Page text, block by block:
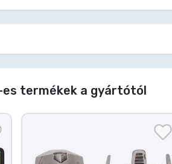
termékek a gyártótól